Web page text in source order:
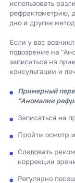
использовать
рефрактометрию,
дно и другие
Если у вас
подозрение на
записаться на
консультации и
Примерный
"Аномалии
Записаться на
Пройти осмотр
Следовать
коррекции
Регулярно